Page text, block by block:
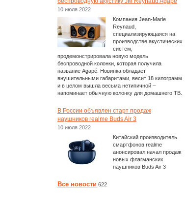
10 июля 2022
Компания Jean-Marie
Reynaud,
специализирующаяся на
производстве акустических
систем,
продемонстрировала новую модель
беспроводной колонки, которая получила
название Agapé. Новинка обладает
внушительными габаритами, весит 18 килограмм
и в целом вышла весьма нетипичной –
напоминает обычную колонку для домашнего ТВ.
В России объявлен старт продаж
наушников realme Buds Air 3
10 июля 2022
Китайский производитель
смартфонов realme
анонсировал начал продаж
новых флагманских
наушников Buds Air 3
Все новости 622